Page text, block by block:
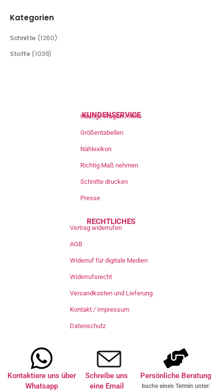
Kategorien
Schnitte (1260)
Stoffe (1039)
KUNDENSERVICE
Häufige Fragen / Hilfe
Größentabellen
Nählexikon
Richtig Maß nehmen
Schnitte drucken
Presse
RECHTLICHES
Vertrag widerrufen
AGB
Widerruf für digitale Medien
Widerrufsrecht
Versandkosten und Lieferung
Kontakt / Impressum
Datenschutz
Kontaktiere uns über
Whatsapp
Schreibe uns
eine Email
Persönliche Beratung
buche einen Termin unter: